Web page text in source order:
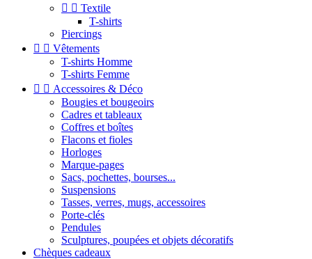
  Textile
T-shirts
Piercings
  Vêtements
T-shirts Homme
T-shirts Femme
  Accessoires & Déco
Bougies et bougeoirs
Cadres et tableaux
Coffres et boîtes
Flacons et fioles
Horloges
Marque-pages
Sacs, pochettes, bourses...
Suspensions
Tasses, verres, mugs, accessoires
Porte-clés
Pendules
Sculptures, poupées et objets décoratifs
Chèques cadeaux